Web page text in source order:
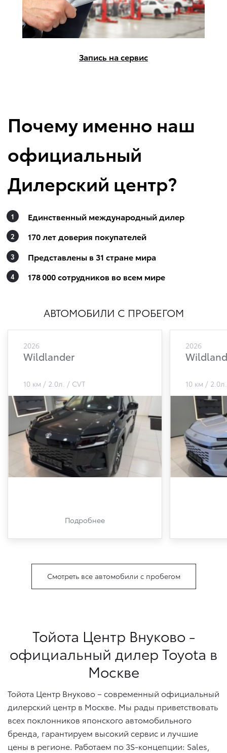
Запись на сервис
Почему именно наш
официальный
Дилерский центр?
Единственный международный дилер
170 лет доверия покупателей
Представлены в 31 стране мира
178 000 сотрудников во всем мире
АВТОМОБИЛИ С ПРОБЕГОМ
2026
Wildlander
10 км 2.0л. CVT
Подробнее
2026
10 км 2.0л.
Смотреть все автомобили с пробегом
Тойота Центр Внуково -
официальный дилер Toyota в
Москве
Тойота Центр Внуково – современный официальный
дилерский центр в Москве. Мы рады приветствовать
всех поклонников японского автомобильного
бренда, гарантируем высокий сервис и лучшие
цены в регионе. Работаем по 3S-концепции: Sales,